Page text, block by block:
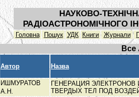
НАУКОВО-
РАДІОАСТРОНОМІЧНОГО
Головна Пошук УДК Книги Журнали
Все
Автор Назва
ИШМУРАТОВ
А.Н.
ГЕНЕРАЦИЯ ЭЛЕКТРОНОВ
ТВЕРДЫХ ТЕЛ ПОД